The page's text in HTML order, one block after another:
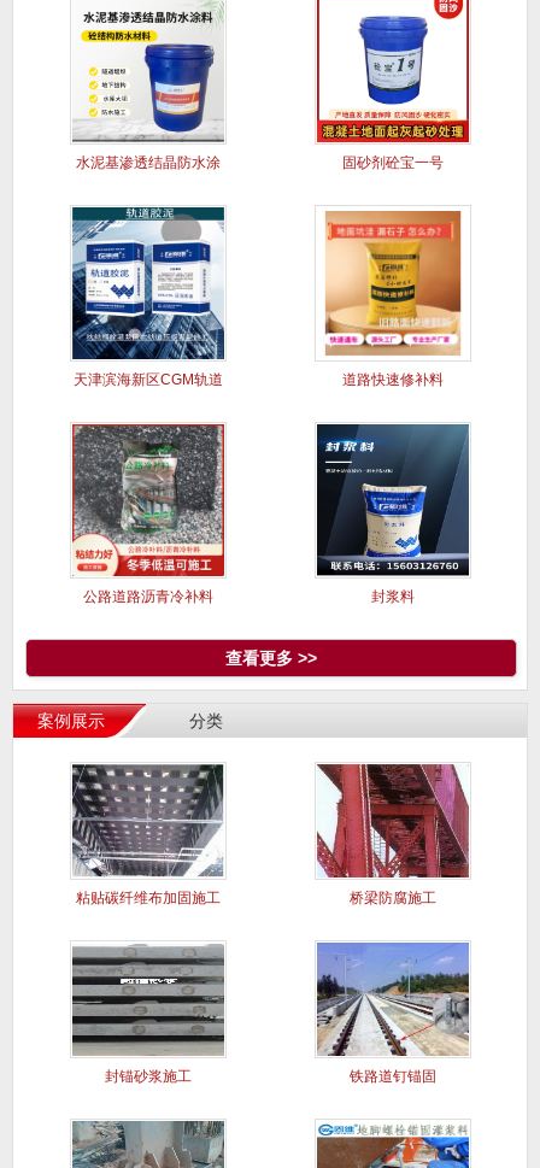
水泥基渗透结晶防水涂 固砂剂砼宝一号
天津滨海新区CGM轨道 道路快速修补料
公路道路沥青冷补料 封浆料
查看更多 >>
案例展示 分类
粘贴碳纤维布加固施工 桥梁防腐施工
封锚砂浆施工 铁路道钉锚固